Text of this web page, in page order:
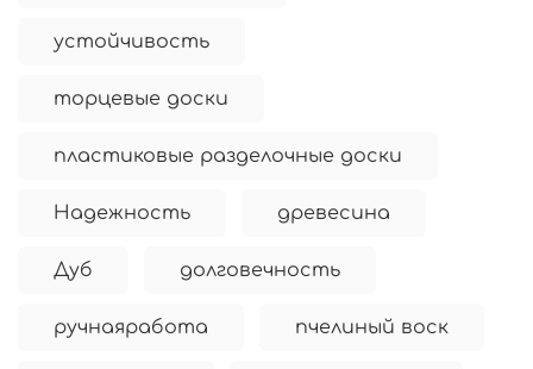
устойчивость
торцевые доски
пластиковые разделочные доски
Надежность древесина
Дуб долговечность
ручнаяработа пчелиный воск